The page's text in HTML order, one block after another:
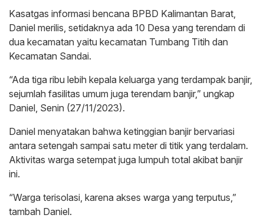
Kasatgas informasi bencana BPBD Kalimantan Barat,
Daniel merilis, setidaknya ada 10 Desa yang terendam di
dua kecamatan yaitu kecamatan Tumbang Titih dan
Kecamatan Sandai.
“Ada tiga ribu lebih kepala keluarga yang terdampak banjir,
sejumlah fasilitas umum juga terendam banjir,” ungkap
Daniel, Senin (27/11/2023).
Daniel menyatakan bahwa ketinggian banjir bervariasi
antara setengah sampai satu meter di titik yang terdalam.
Aktivitas warga setempat juga lumpuh total akibat banjir
ini.
“Warga terisolasi, karena akses warga yang terputus,”
tambah Daniel.